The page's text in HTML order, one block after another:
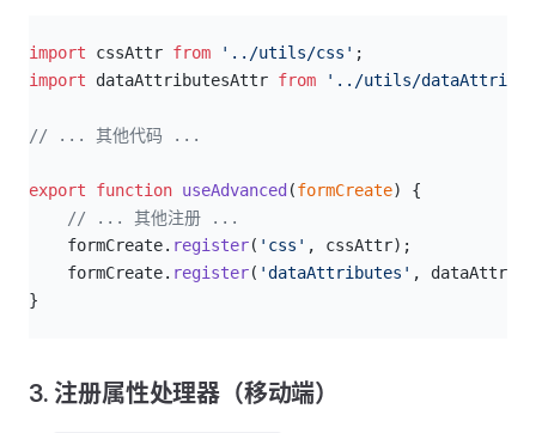
import cssAttr from '../utils/css' ;
import dataAttributesAttr from '../utils/
// ... 其他代码 ...
export function useAdvanced (formCreate) {
    // ... 其他注册 ...
    formCreate.
register( 'css' , cssAttr);
    formCreate.
register( 'dataAttributes' ,
}
3. 注册属性处理器（移动端）